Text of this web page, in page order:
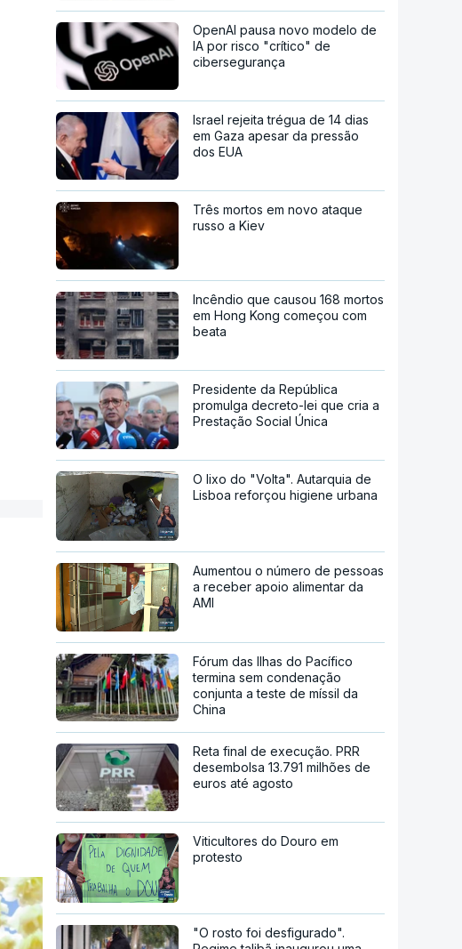
OpenAI pausa novo modelo de
IA por risco "crítico" de
cibersegurança
Israel rejeita trégua de 14 dias
em Gaza apesar da pressão
dos EUA
Três mortos em novo ataque
russo a Kiev
Incêndio que causou 168 mortos
em Hong Kong começou com
beata
Presidente da República
promulga decreto-lei que cria a
Prestação Social Única
O lixo do "Volta". Autarquia de
Lisboa reforçou higiene urbana
Aumentou o número de pessoas
a receber apoio alimentar da
AMI
Fórum das Ilhas do Pacífico
termina sem condenação
conjunta a teste de míssil da
China
Reta final de execução. PRR
desembolsa 13.791 milhões de
euros até agosto
Viticultores do Douro em
protesto
"O rosto foi desfigurado".